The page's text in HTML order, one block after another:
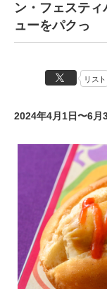
ン・フェステ
ューをパクっ
リスト
2024年4月1日〜6月